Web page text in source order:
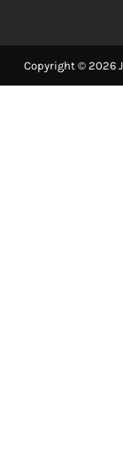
Copyright © 2026